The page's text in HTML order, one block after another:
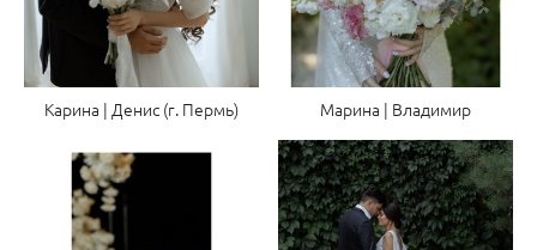
Карина | Денис (г. Пермь) Марина | Владимир